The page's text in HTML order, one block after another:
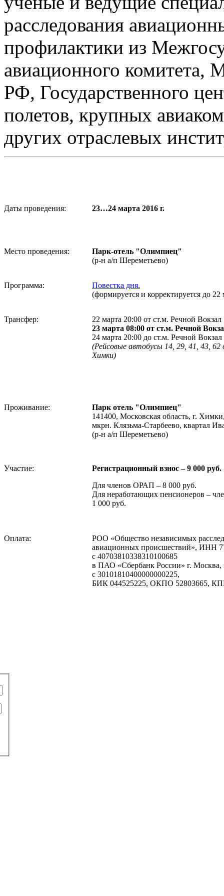
расследования
профилактики из
авиационного комитета,
РФ, Государственного
полетов, крупных
других отраслевых
Даты проведения: 23…24 марта 2016 г.
Место проведения:
Парк-отель "Олимпиец"
(р-н а/п Шереметьево)
Программа:
Повестка дня.
(формируется и корректируется до 22
Трансфер:
22 марта 20:00 от ст.м. Речной Вокзал
23 марта 08:00 от ст.м. Речной
24 марта 20:00 до ст.м. Речной Вокзал
(Рейсовые автобусы 14, 29, 41, 43,
Химки)
Проживание:
Парк отель "Олимпиец"
141400, Московская область, г.
мкрн. Клязьма-Старбеево, квартал
(р-н а/п Шереметьево)
Участие:
Регистрационный взнос – 9 000 руб.
Для членов ОРАП – 8 000 руб.
Для неработающих пенсионеров –
1 000 руб.
Оплата:
РОО «Общество независимых
авиационных происшествий», ИНН
с 40703810338310100685
в ПАО «Сбербанк России» г. Москва,
с 30101810400000000225,
БИК 044525225, ОКПО 52803665,